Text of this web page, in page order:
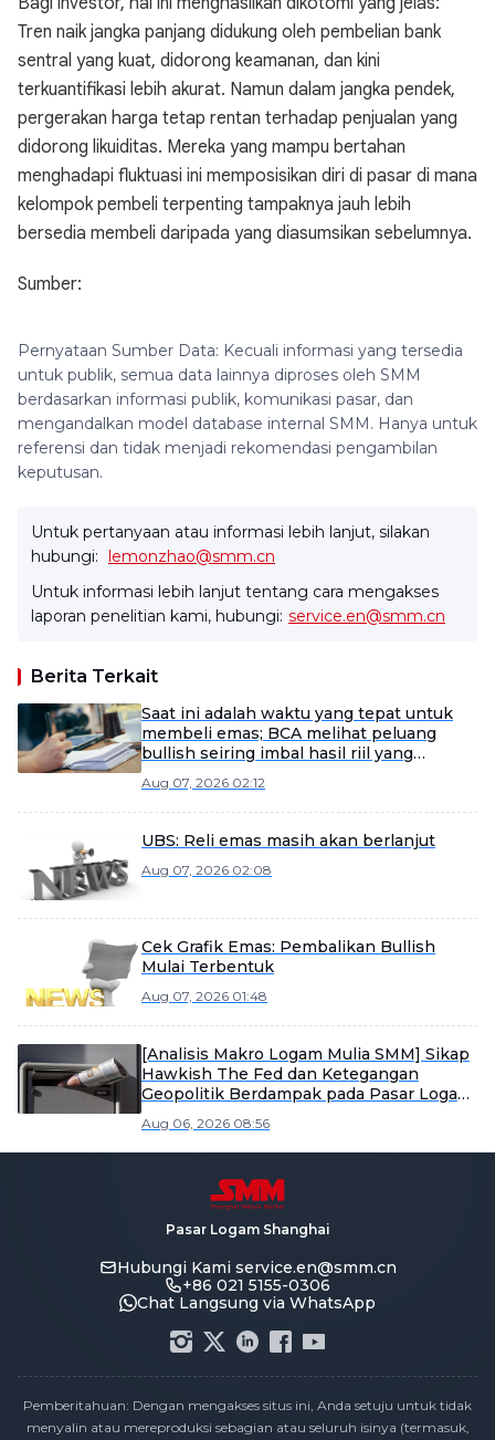
Tren naik jangka panjang didukung oleh pembelian bank
sentral yang kuat, didorong keamanan, dan kini
terkuantifikasi lebih akurat. Namun dalam jangka pendek,
pergerakan harga tetap rentan terhadap penjualan yang
didorong likuiditas. Mereka yang mampu bertahan
menghadapi fluktuasi ini memposisikan diri di pasar di mana
kelompok pembeli terpenting tampaknya jauh lebih
bersedia membeli daripada yang diasumsikan sebelumnya.
Sumber:
Pernyataan Sumber Data: Kecuali informasi yang tersedia
untuk publik, semua data lainnya diproses oleh SMM
berdasarkan informasi publik, komunikasi pasar, dan
mengandalkan model database internal SMM. Hanya untuk
referensi dan tidak menjadi rekomendasi pengambilan
keputusan.
Untuk pertanyaan atau informasi lebih lanjut, silakan
hubungi: lemonzhao@smm.cn
Untuk informasi lebih lanjut tentang cara mengakses
laporan penelitian kami, hubungi: service.en@smm.cn
Berita Terkait
Saat ini adalah waktu yang tepat untuk
membeli emas; BCA melihat peluang
bullish seiring imbal hasil riil yang
Aug 07, 2026 02:12
UBS: Reli emas masih akan berlanjut
Aug 07, 2026 02:08
Cek Grafik Emas: Pembalikan Bullish
Mulai Terbentuk
Aug 07, 2026 01:48
[Analisis Makro Logam Mulia SMM] Sikap
Hawkish The Fed dan Ketegangan
Geopolitik Berdampak pada Pasar Logam
Aug 06, 2026 08:56
Pasar Logam Shanghai
Hubungi Kami service.en@smm.cn
+86 021 5155-0306
Chat Langsung via WhatsApp
Pemberitahuan: Dengan mengakses situs ini, Anda setuju untuk tidak
menyalin atau mereproduksi sebagian atau seluruh isinya (termasuk,